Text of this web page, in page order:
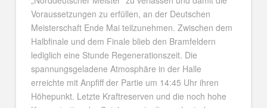
Voraussetzungen zu erfüllen, an der Deutschen
Meisterschaft Ende Mai teilzunehmen. Zwischen dem
Halbfinale und dem Finale blieb den Bramfeldern
lediglich eine Stunde Regenerationszeit. Die
spannungsgeladene Atmosphäre in der Halle
erreichte mit Anpfiff der Partie um 14:45 Uhr ihren
Höhepunkt. Letzte Kraftreserven und die noch hohe